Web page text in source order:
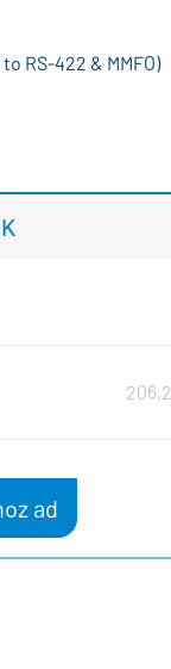
RS-422 & MMFO)
ad